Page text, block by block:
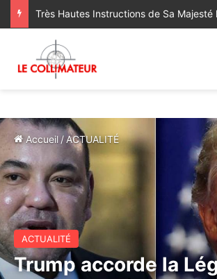
Accueil /ACTUALITÉ
ACTUALITÉ
Trump accorde la